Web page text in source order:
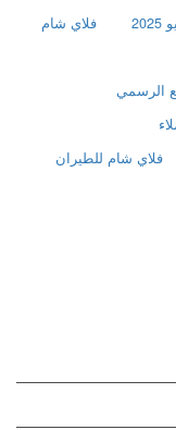
فلاي شام
الرسمي
فلاي شام للطيران